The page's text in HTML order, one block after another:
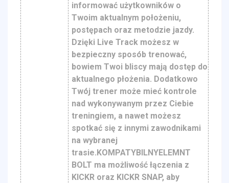
informować użytkowników o
Twoim aktualnym położeniu,
postępach oraz metodzie jazdy.
Dzięki Live Track możesz w
bezpieczny sposób trenować,
bowiem Twoi bliscy mają dostęp do
aktualnego płożenia. Dodatkowo
Twój trener może mieć kontrole
nad wykonywanym przez Ciebie
treningiem, a nawet możesz
spotkać się z innymi zawodnikami
na wybranej
trasie.KOMPATYBILNYELEMNT
BOLT ma możliwość łączenia z
KICKR oraz KICKR SNAP, aby